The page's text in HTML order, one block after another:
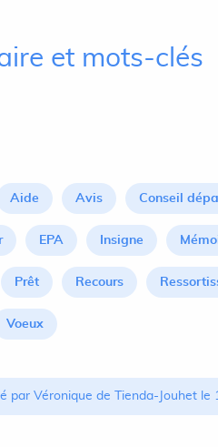
et mots-clés
Aide Avis Conseil
EPA Insigne
Prêt Recours
Voeux
par Véronique de Tienda-Jouhet le